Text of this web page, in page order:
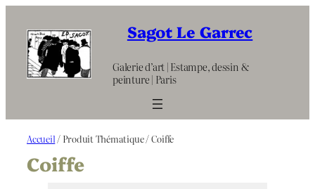
contenu
Sagot Le Garrec
Galerie d’art | Estampe, dessin &
peinture | Paris
Accueil / Produit Thématique / Coiffe
Coiffe